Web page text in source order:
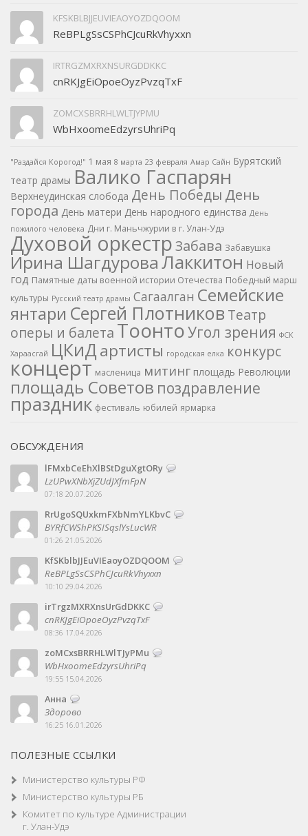
KFSKBLBJJEUVIEAOYOZDQOOM
ReBPLgSsCSPhCJcuRkVhyxxn
IRTRGZMXRXNSURGDDKKC
cnRKJgEiOpoeOyzPvzqTxF
ZOMCXSBRRHLWLTJYPMU
WbHxoomeEdzyrsUhriPq
"Раздайся Корогод!" 1 мая 8 марта 23 февраля Амар Сайн Бурятский
театр драмы Валико Гаспарян
Верхнеудинская слобода День Победы День
города День матери День народного единства День
пожилого человека Дни г. Маньчжурии в г. Улан-Удэ
Духовой оркестрЗабава Забавушка
Ирина ШагдуроваЛаккитон Новый
год Памятные даты военной истории Отечества Победный марш
культуры Русский театр драмы Сагаалган Семейские
янтари Сергей Плотников Театр
оперы и балета ТоонтоУгол зрения ФСК
Хараасгай ЦКиДартисты городская елка конкурс
концерт масленица митинг площадь Революции
площадь Советов поздравление
праздник фестиваль юбилей ярмарка
ОБСУЖДЕНИЯ
lFMxbCeEhXlBStDguXgtORy
LzUPwXNbXjZUdJXfmFpN
07:18 20.07.2026
RrUgoSQUxkmFXbNmYLKbvC
BYRfCWShPKSISqslYsLucWR
01:26 21.05.2026
KfSKblbJJEuVIEaoyOZDQOOM
ReBPLgSsCSPhCJcuRkVhyxxn
10:10 29.04.2026
irTrgzMXRXnsUrGdDKKC
cnRKJgEiOpoeOyzPvzqTxF
08:36 17.04.2026
zoMCxsBRRHLWlTJyPMu
WbHxoomeEdzyrsUhriPq
19:55 15.04.2026
Анна
Здорово
16:25 16.01.2026
ПОЛЕЗНЫЕ ССЫЛКИ
Министерство культуры РФ
Министерство культуры РБ
Комитет по культуре Администрации
г. Улан-Удэ